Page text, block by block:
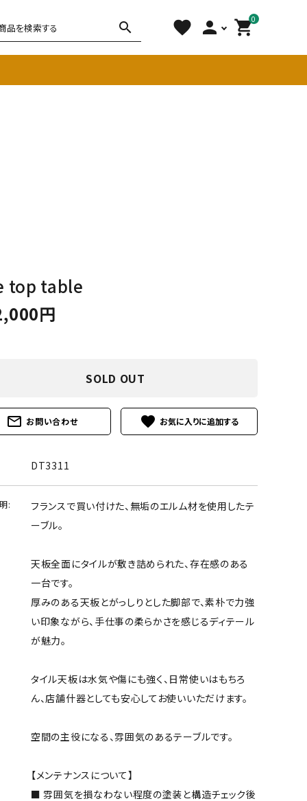
search favorite person 0
shopping_cart
top table
円
SOLD OUT
mail_outline お問い合わせ favorite
DT3311
:
フランスで買い付けた、無垢のエルム材を使用したテ
ーブル。
天板全面にタイルが敷き詰められた、存在感のある
一台です。
厚みのある天板とがっしりとした脚部で、素朴で力強
い印象ながら、手仕事の柔らかさを感じるディテール
が魅力。
タイル天板は水気や傷にも強く、日常使いはもちろ
ん、店舗什器としても安心してお使いいただけます。
空間の主役になる、雰囲気のあるテーブルです。
【メンテナンスについて】
■ 雰囲気を損なわない程度の塗装と構造チェック後